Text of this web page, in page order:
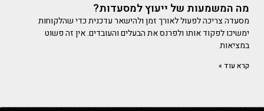
מה המשמעות של ייעוץ למסעדות?
מסעדה צריכה לפעול לאורך זמן ולהישאר עדכנית כדי שהלקוחות
ימשיכו לפקוד אותו ולפרנס את הבעלים והעובדים. אין זה פשוט
במציאות
קרא עוד »